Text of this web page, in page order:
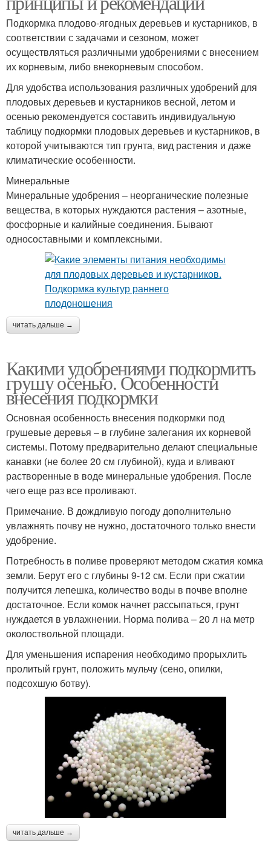
Подкормка плодово-ягодных деревьев и кустарников, в
соответствии с задачами и сезоном, может
осуществляться различными удобрениями с внесением
их корневым, либо внекорневым способом.
Для удобства использования различных удобрений для
плодовых деревьев и кустарников весной, летом и
осенью рекомендуется составить индивидуальную
таблицу подкормки плодовых деревьев и кустарников, в
которой учитываются тип грунта, вид растения и даже
климатические особенности.
Минеральные
Минеральные удобрения – неорганические полезные
вещества, в которых нуждаются растения – азотные,
фосфорные и калийные соединения. Бывают
односоставными и комплексными.
читать дальше →
Какими удобрениями подкормить
грушу осенью. Особенности
внесения подкормки
Основная особенность внесения подкормки под
грушевые деревья – в глубине залегания их корневой
системы. Потому предварительно делают специальные
канавки (не более 20 см глубиной), куда и вливают
растворенные в воде минеральные удобрения. После
чего еще раз все проливают.
Примечание. В дождливую погоду дополнительно
увлажнять почву не нужно, достаточного только внести
удобрение.
Потребность в поливе проверяют методом сжатия комка
земли. Берут его с глубины 9-12 см. Если при сжатии
получится лепешка, количество воды в почве вполне
достаточное. Если комок начнет рассыпаться, грунт
нуждается в увлажнении. Норма полива – 20 л на метр
околоствольной площади.
Для уменьшения испарения необходимо прорыхлить
пролитый грунт, положить мульчу (сено, опилки,
подсохшую ботву).
читать дальше →